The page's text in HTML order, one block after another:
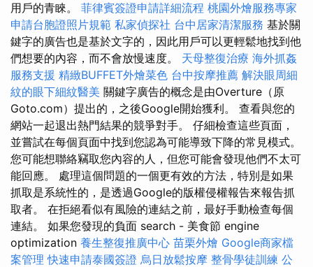
用戶的青睞。 菲律賓簽證申請詳細流程 桃園外燴服務專家
申請台胞證照片規範 私家偵探社 台中居家清潔服務 基於關
鍵字的廣告也是基於文字的，因此用戶可以更輕鬆地找到他
們想要的內容，而不會放慢速度。 天母整復治療 海外抓姦
服務支援 精緻BUFFET外燴菜色 台中按摩推薦 解決眼周細
紋的眼下細紋醫美 關鍵字廣告的概念是由Overture（原
Goto.com）提出的，之後Google開始獲利。 查看與您的
網站一起退出熱門結果的競爭對手。 仔細檢查這些頁面，
並嘗試在每個頁面中找到您認為可能導致下降的常見模式。
您可能想聯絡竊取您內容的人，但您可能會發現他們不太可
能回應。 處理這個問題的一個更有效的方法，特別是如果
抓取是系統性的，是透過Google的版權侵權報告來報告抓
取者。 在拒絕看似有風險的連結之前，最好手動檢查每個
連結。 如果您發現的負面 search - 美食節 engine
optimization 養生整復推廣中心 苗栗外燴 Google商家檔
案管理 快速申請泰國簽證 烏日放鬆按摩 整骨學徒訓練 公